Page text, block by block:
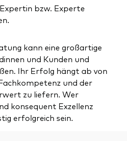
bzw. Experte
kann eine großartige
und Kunden und
Ihr Erfolg hängt ab von
und der
zu liefern. Wer
konsequent Exzellenz
erfolgreich sein.